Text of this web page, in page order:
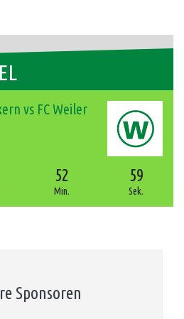
vs FC Weiler
52
Min.
59
Sek.
Sponsoren